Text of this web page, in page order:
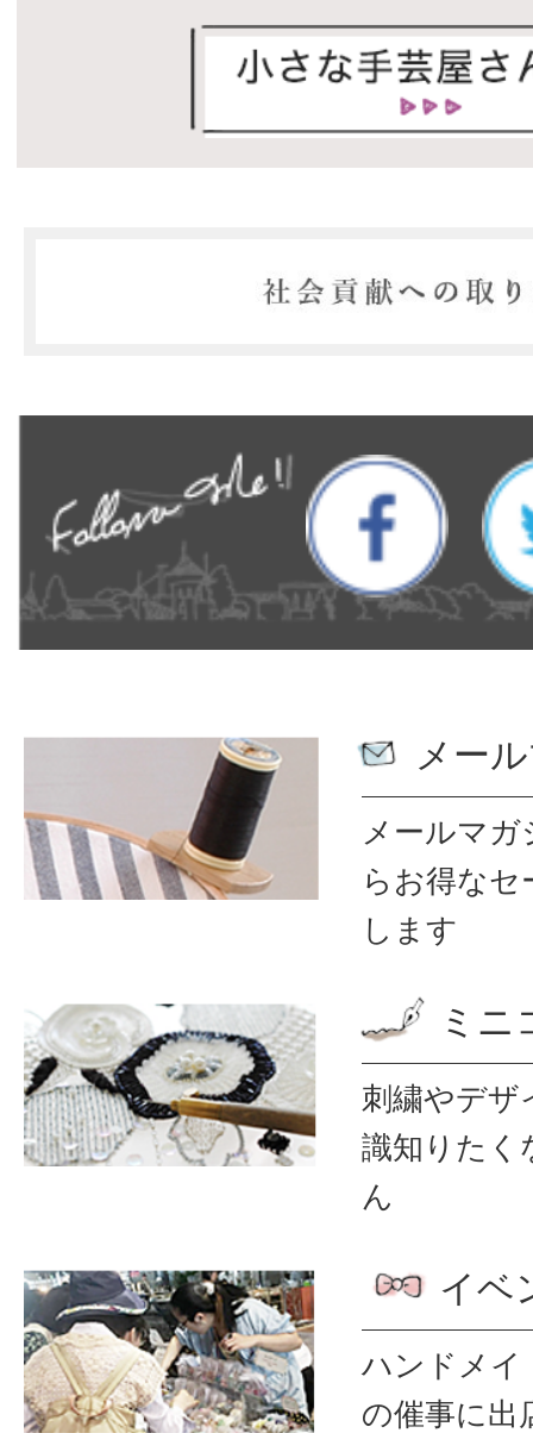
メー
メールマ
ら お得なセ
します
ミニ
刺繍やデザ
識知りたく
ん
イベ
ハンドメイ
の催事に出